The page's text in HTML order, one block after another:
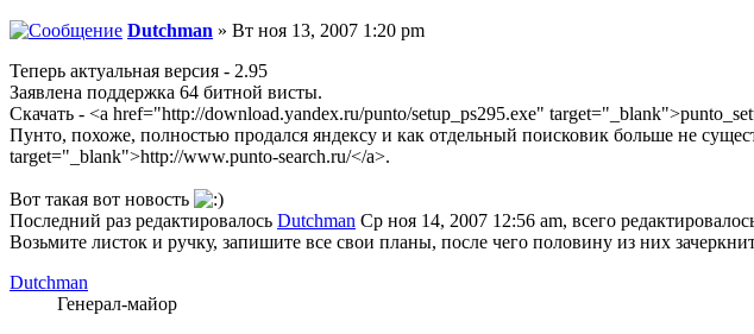
Dutchman » Вт ноя 13, 2007 1:20 pm
Теперь актуальная версия - 2.95
Заявлена поддержка 64 битной висты.
Скачать - <a href="http://download.yandex.ru/punto/setup_ps295.exe"
Пунто, похоже, полностью продался яндексу и как отдельный поисковик больше не
target="_blank">http://www.punto-search.ru/</a>.
Вот такая вот новость
Последний раз редактировалось Dutchman Ср ноя 14, 2007 12:56 am, всего
Возьмите листок и ручку, запишите все свои планы, после чего половину из них
Dutchman
Генерал-майор